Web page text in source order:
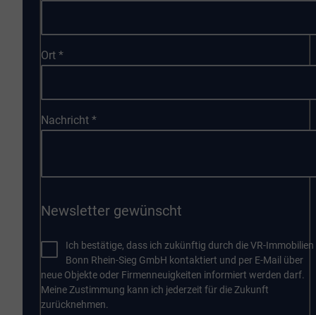
Ort*
Nachricht*
Newsletter gewünscht
Ich bestätige, dass ich zukünftig durch die VR-Immobilien
Bonn Rhein-Sieg GmbH kontaktiert und per E-Mail über
neue Objekte oder Firmenneuigkeiten informiert werden darf.
Meine Zustimmung kann ich jederzeit für die Zukunft
zurücknehmen.